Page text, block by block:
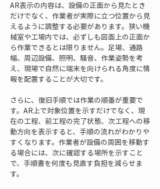
AR表示の内容は、設備の正面から見たとき
だけでなく、作業者が実際に立つ位置から見
えるように調整する必要があります。狭い機
械室や工場内では、必ずしも図面上の正面か
ら作業できるとは限りません。足場、通路
幅、周辺設備、照明、騒音、作業姿勢を考
え、現場で自然に端末を向けられる角度に情
報を配置することが大切です。
さらに、復旧手順では作業の順番が重要で
す。AR上で対象位置を示すだけでなく、現
在の工程、前工程の完了状態、次工程への移
動方向を表示すると、手順の流れがわかりや
すくなります。作業者が設備の周囲を移動す
る場合には、次に確認する場所を示すこと
で、手順書を何度も見直す負担を減らせま
す。